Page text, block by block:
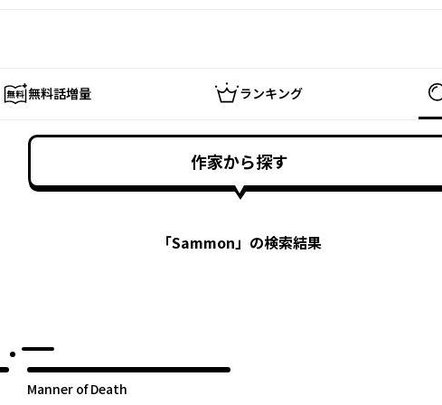
無料話増量 ランキング
作家から探す
「Sammon」の検索結果
Manner of Death